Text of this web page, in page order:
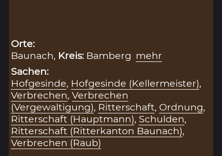
Orte:
Baunach, Kreis: Bamberg mehr
Sachen:
Hofgesinde, Hofgesinde (Kellermeister),
Verbrechen,Verbrechen
(Vergewaltigung), Ritterschaft, Ordnung,
Ritterschaft (Hauptmann), Schulden,
Ritterschaft (Ritterkanton Baunach),
Verbrechen (Raub)